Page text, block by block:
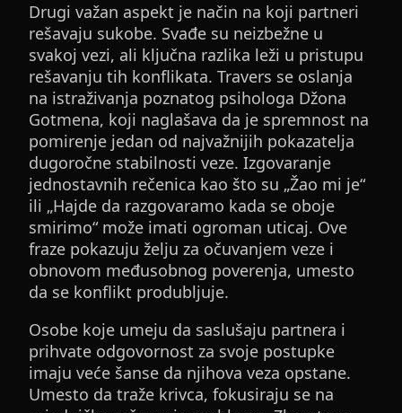
Drugi važan aspekt je način na koji partneri
rešavaju sukobe. Svađe su neizbežne u
svakoj vezi, ali ključna razlika leži u pristupu
rešavanju tih konflikata. Travers se oslanja
na istraživanja poznatog psihologa Džona
Gotmena, koji naglašava da je spremnost na
pomirenje jedan od najvažnijih pokazatelja
dugoročne stabilnosti veze. Izgovaranje
jednostavnih rečenica kao što su „Žao mi je“
ili „Hajde da razgovaramo kada se oboje
smirimo“ može imati ogroman uticaj. Ove
fraze pokazuju želju za očuvanjem veze i
obnovom međusobnog poverenja, umesto
da se konflikt produbljuje.
Osobe koje umeju da saslušaju partnera i
prihvate odgovornost za svoje postupke
imaju veće šanse da njihova veza opstane.
Umesto da traže krivca, fokusiraju se na